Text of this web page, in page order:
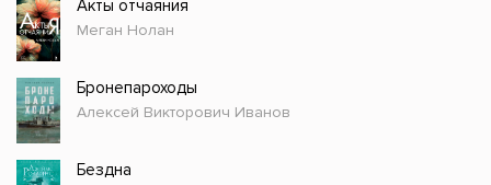
Акты отчаяния
Меган Нолан
Бронепароходы
Алексей Викторович Иванов
Бездна